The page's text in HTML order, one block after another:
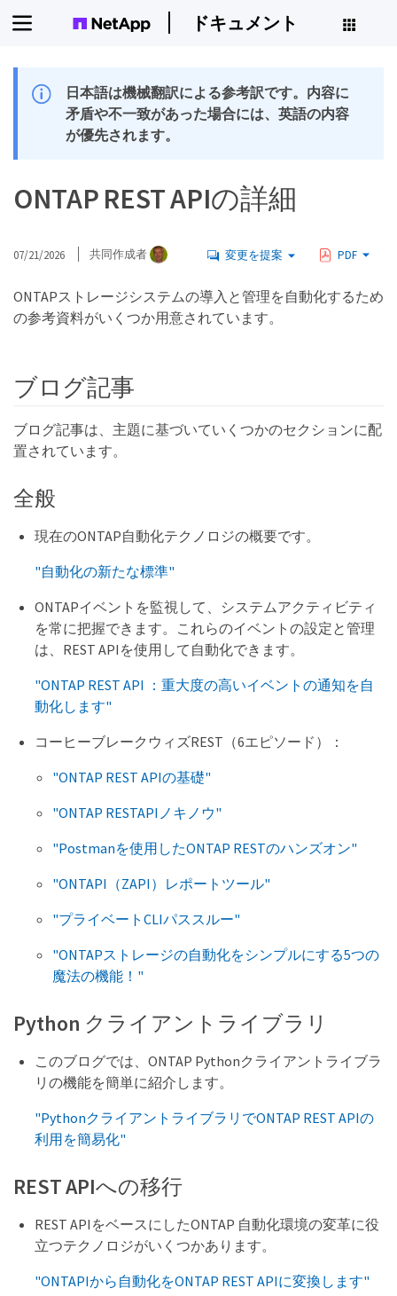
ドキュメント
日本語は機械翻訳による参考訳です。内容に
矛盾や不一致があった場合には、英語の内容
が優先されます。
ONTAP REST APIの詳細
07/21/2026 共同作成者 変更を提案 PDF
ONTAPストレージシステムの導入と管理を自動化するため
の参考資料がいくつか用意されています。
ブログ記事
ブログ記事は、主題に基づいていくつかのセクションに配
置されています。
全般
現在のONTAP自動化テクノロジの概要です。
"自動化の新たな標準"
ONTAPイベントを監視して、システムアクティビティ
を常に把握できます。これらのイベントの設定と管理
は、REST APIを使用して自動化できます。
"ONTAP REST API ：重大度の高いイベントの通知を自
動化します"
コーヒーブレークウィズREST（6エピソード）：
"ONTAP REST APIの基礎"
"ONTAP RESTAPIノキノウ"
"Postmanを使用したONTAP RESTのハンズオン"
"ONTAPI（ZAPI）レポートツール"
"プライベートCLIパススルー"
"ONTAPストレージの自動化をシンプルにする5つの
魔法の機能！"
Python クライアントライブラリ
このブログでは、ONTAP Pythonクライアントライブラ
リの機能を簡単に紹介します。
"PythonクライアントライブラリでONTAP REST APIの
利用を簡易化"
REST APIへの移行
REST APIをベースにしたONTAP 自動化環境の変革に役
立つテクノロジがいくつかあります。
"ONTAPIから自動化をONTAP REST APIに変換します"